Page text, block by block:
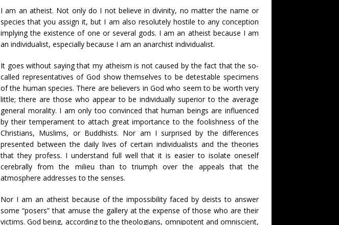
I am an atheist. Not only do I not believe in divinity, no matter the name or
species that you assign it, but I am also resolutely hostile to any conception
implying the existence of one or several gods. I am an atheist because I am
an individualist, especially because I am an anarchist individualist.
It goes without saying that my atheism is not caused by the fact that the so-
called representatives of God show themselves to be detestable specimens
of the human species. There are believers in God who seem to be worth very
little; there are those who appear to be individually superior to the average
general morality. I am only too convinced that human beings are influenced
by their temperament to attach great importance to the foolishness of the
Christians, Muslims, or Buddhists. Nor am I surprised by the differences
presented between the daily lives of certain individualists and the theories
that they profess. I understand full well that it is easier to isolate oneself
cerebrally from the milieu than to triumph over the appeals that the
atmosphere addresses to the senses.
Nor I am an atheist because of the impossibility faced by deists to answer
some “posers” that amuse the gallery at the expense of those who are their
victims. God being, according to the theologians, omnipotent and omniscient,